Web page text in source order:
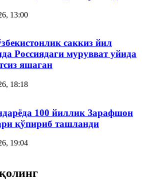
13:00
саккиз йил
Россиядаги мурувват уйида
яшаган
18:18
100 йиллик Зарафшон
қўпириб ташланди
19:04